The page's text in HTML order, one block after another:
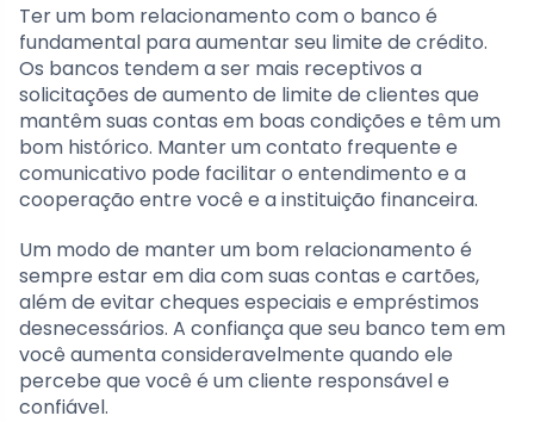
Ter um bom relacionamento com o banco é
fundamental para aumentar seu limite de crédito.
Os bancos tendem a ser mais receptivos a
solicitações de aumento de limite de clientes que
mantêm suas contas em boas condições e têm um
bom histórico. Manter um contato frequente e
comunicativo pode facilitar o entendimento e a
cooperação entre você e a instituição financeira.
Um modo de manter um bom relacionamento é
sempre estar em dia com suas contas e cartões,
além de evitar cheques especiais e empréstimos
desnecessários. A confiança que seu banco tem em
você aumenta consideravelmente quando ele
percebe que você é um cliente responsável e
confiável.